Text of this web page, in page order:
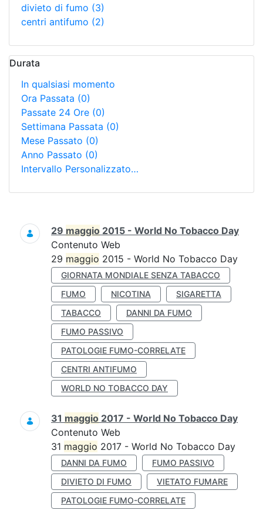
divieto di fumo (3)
centri antifumo (2)
Durata
In qualsiasi momento
Ora Passata (0)
Passate 24 Ore (0)
Settimana Passata (0)
Mese Passato (0)
Anno Passato (0)
Intervallo Personalizzato…
Ricerca
29 maggio 2015 - World No Tobacco Day
Contenuto Web
29 maggio 2015 - World No Tobacco Day
GIORNATA MONDIALE SENZA TABACCO
FUMO
NICOTINA
SIGARETTA
TABACCO
DANNI DA FUMO
FUMO PASSIVO
PATOLOGIE FUMO-CORRELATE
CENTRI ANTIFUMO
WORLD NO TOBACCO DAY
31 maggio 2017 - World No Tobacco Day
Contenuto Web
31 maggio 2017 - World No Tobacco Day
DANNI DA FUMO
FUMO PASSIVO
DIVIETO DI FUMO
VIETATO FUMARE
PATOLOGIE FUMO-CORRELATE